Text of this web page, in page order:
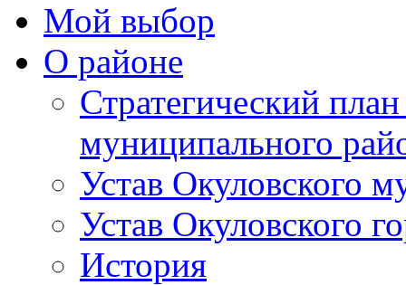
Мой выбор
О районе
Стратегический
муниципального
Устав Окуловского
Устав Окуловского
История